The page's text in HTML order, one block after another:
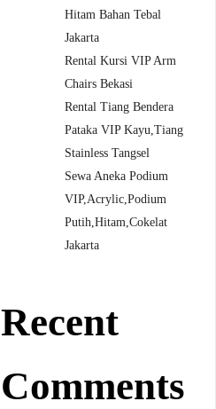
Hitam Bahan Tebal
Jakarta
Rental Kursi VIP Arm
Chairs Bekasi
Rental Tiang Bendera
Pataka VIP Kayu,Tiang
Stainless Tangsel
Sewa Aneka Podium
VIP,Acrylic,Podium
Putih,Hitam,Cokelat
Jakarta
Recent
Comments